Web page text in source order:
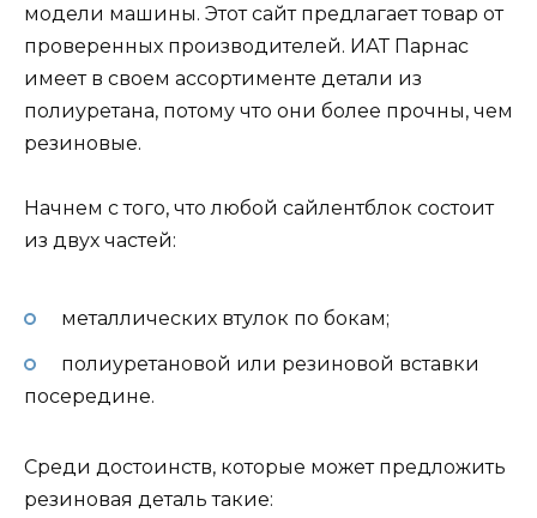
модели машины. Этот сайт предлагает товар от
проверенных производителей. ИАТ Парнас
имеет в своем ассортименте детали из
полиуретана, потому что они более прочны, чем
резиновые.
Начнем с того, что любой сайлентблок состоит
из двух частей:
металлических втулок по бокам;
полиуретановой или резиновой вставки
посередине.
Среди достоинств, которые может предложить
резиновая деталь такие: